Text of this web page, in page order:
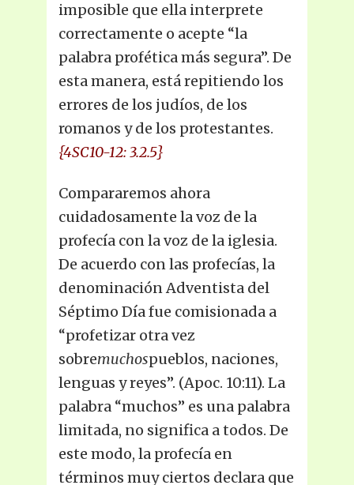
imposible que ella interprete
correctamente o acepte “la
palabra profética más segura”. De
esta manera, está repitiendo los
errores de los judíos, de los
romanos y de los protestantes.
{4SC10-12: 3.2.5}
Compararemos ahora
cuidadosamente la voz de la
profecía con la voz de la iglesia.
De acuerdo con las profecías, la
denominación Adventista del
Séptimo Día fue comisionada a
“profetizar otra vez
sobremuchospueblos, naciones,
lenguas y reyes”. (Apoc. 10:11). La
palabra “muchos” es una palabra
limitada, no significa a todos. De
este modo, la profecía en
términos muy ciertos declara que